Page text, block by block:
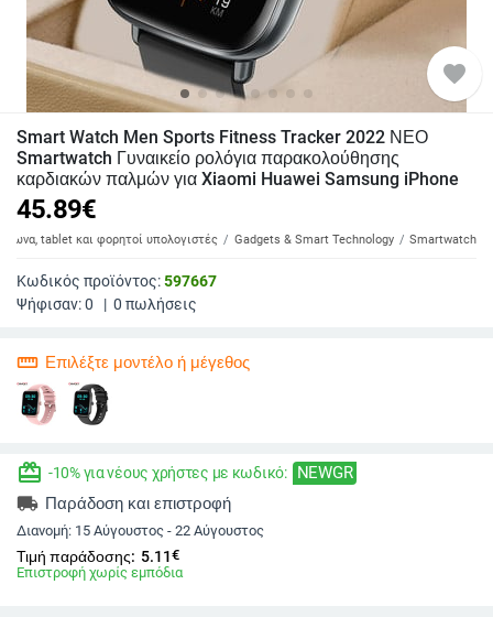
favorite
Smart Watch Men Sports Fitness Tracker 2022 ΝΕΟ
Smartwatch Γυναικείο ρολόγια παρακολούθησης
καρδιακών παλμών για Xiaomi Huawei Samsung iPhone
45.89€
tablet και φορητοί υπολογιστές Gadgets & Smart Technology Smartwatch
Κωδικός προϊόντος:597667
Ψήφισαν:0 | 0 πωλήσεις
straighten Επιλέξτε μοντέλο ή μέγεθος
redeem -10% για νέους χρήστες με κωδικό: NEWGR
local_shipping Παράδοση και επιστροφή
Διανομή: 15 Αύγουστος - 22 Αύγουστος
Τιμή παράδοσης: 5.11€
Επιστροφή χωρίς εμπόδια